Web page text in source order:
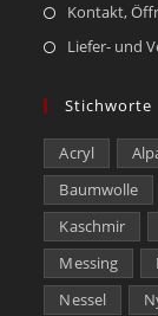
Kontakt,
Liefer- und
Stichworte
Acryl
Baumwolle
Kaschmir
Messing
Nessel